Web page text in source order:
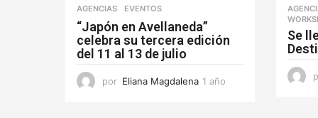
AGENCIAS EVENTOS
“Japón en Avellaneda”
celebra su tercera edición
del 11 al 13 de julio
por Eliana Magdalena 1 año
Se